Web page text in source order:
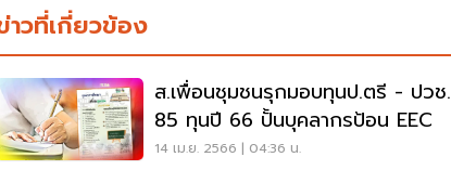
าวที่เกี่ยวข้อง
ส.เพื่อนชุมชนรุกมอบทุนป.ตรี - ปวช.
85 ทุนปี 66 ปั้นบุคลากรป้อน EEC
14 เม.ย. 2566 | 04:36 น.